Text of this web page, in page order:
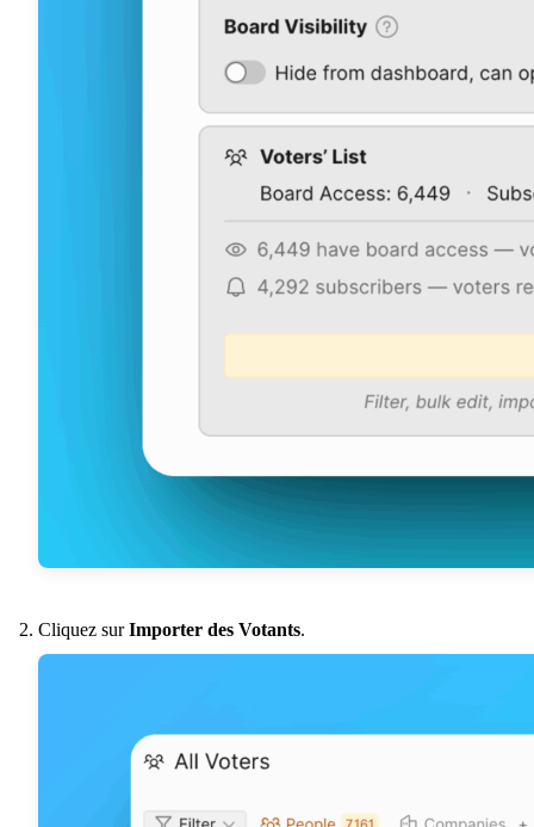
Cliquez surImporter des Votants.